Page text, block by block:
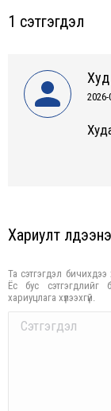
1 сэтгэгдэл
Худ
says:
Хариулт үлдээнэ үү
Та сэтгэгдэл
Ёс бус сэтгэгдлийг
хариуцлага хүлээхгүй.
Comment